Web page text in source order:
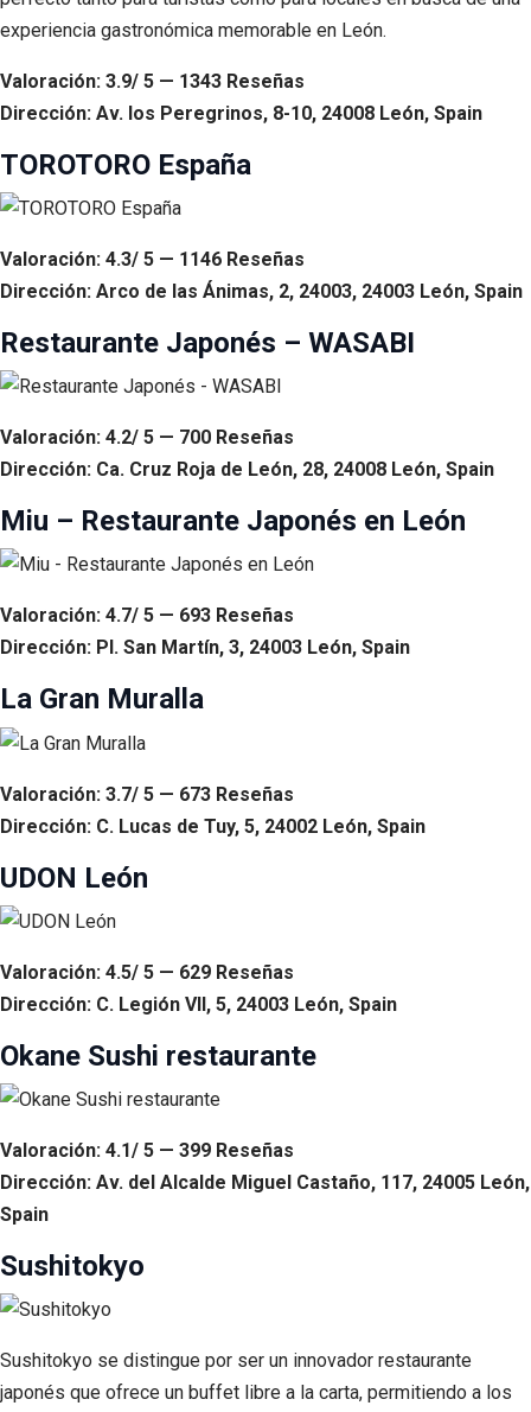
experiencia gastronómica memorable en León.
Valoración: 3.9/ 5 — 1343 Reseñas
Dirección: Av. los Peregrinos, 8-10, 24008 León, Spain
TOROTORO España
Valoración: 4.3/ 5 — 1146 Reseñas
Dirección: Arco de las Ánimas, 2, 24003, 24003 León, Spain
Restaurante Japonés – WASABI
Valoración: 4.2/ 5 — 700 Reseñas
Dirección: Ca. Cruz Roja de León, 28, 24008 León, Spain
Miu – Restaurante Japonés en León
Valoración: 4.7/ 5 — 693 Reseñas
Dirección: Pl. San Martín, 3, 24003 León, Spain
La Gran Muralla
Valoración: 3.7/ 5 — 673 Reseñas
Dirección: C. Lucas de Tuy, 5, 24002 León, Spain
UDON León
Valoración: 4.5/ 5 — 629 Reseñas
Dirección: C. Legión VII, 5, 24003 León, Spain
Okane Sushi restaurante
Valoración: 4.1/ 5 — 399 Reseñas
Dirección: Av. del Alcalde Miguel Castaño, 117, 24005 León,
Spain
Sushitokyo
Sushitokyo se distingue por ser un innovador restaurante
japonés que ofrece un buffet libre a la carta, permitiendo a los